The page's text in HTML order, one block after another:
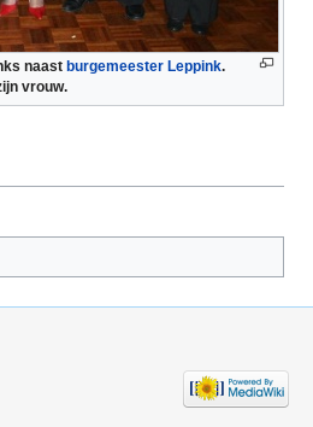
naast burgemeester Leppink.
vrouw.